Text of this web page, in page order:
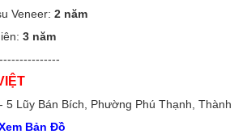
Veneer:2 năm
3 năm
5 Lũy Bán Bích, Phường Phú Thạnh, Thành
Bản Đồ